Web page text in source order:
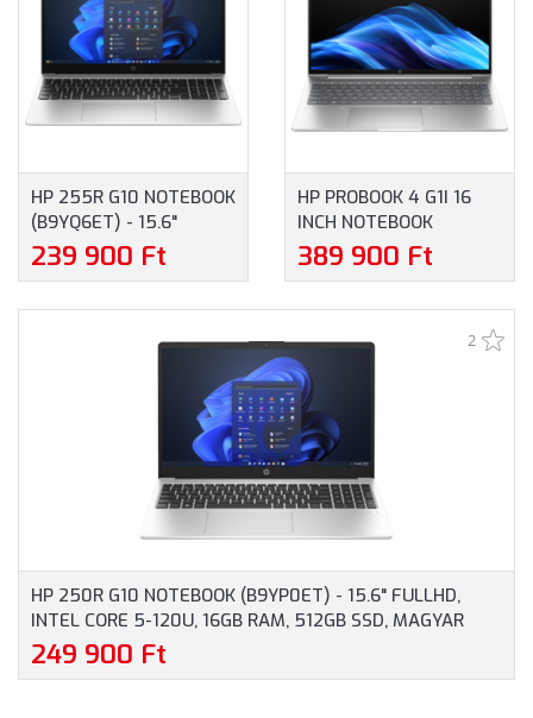
HP 255R G10 NOTEBOOK
(B9YQ6ET) - 15.6"
FULLHD, AMD RYZEN 5-
7535U, 16GB RAM,
WINDOWS 11 HOME, 3
EZÜSTSZÜRKE SZÍNBEN
239 900 Ft
HP PROBOOK 4 G1I 16
INCH NOTEBOOK
(B9YX5ET) - 16.0"
WUXGA, INTEL CORE
MAGYAR BILLENTYŰZET,
WINDOWS 11
PROFESSIONAL, 3 ÉV
GARANCIA, EZÜST
SZÍNBEN
389 900 Ft
2
HP 250R G10 NOTEBOOK (B9YP0ET) - 15.6" FULLHD,
INTEL CORE 5-120U, 16GB RAM, 512GB SSD, MAGYAR
BILLENTYŰZET, WINDOWS 11 HOME, 3 ÉV GARANCIA,
EZÜSTSZÜRKE SZÍNBEN
249 900 Ft